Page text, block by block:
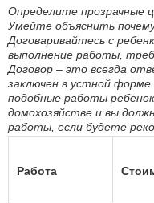
Определите прозрачные
Умейте объяснить
Договаривайтесь с
выполнение работы,
Договор – это всегда
заключен в устной
подобные работы
домохозяйстве и вы
работы, если будете
Работа